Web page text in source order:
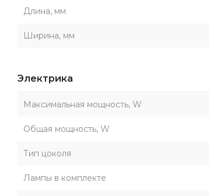
Длина, мм
Ширина, мм
Электрика
Максимальная мощность, W
Общая мощность, W
Тип цоколя
Лампы в комплекте